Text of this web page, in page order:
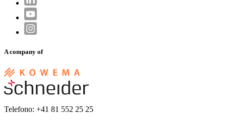
A company of
Telefono: +41 81 552 25 25